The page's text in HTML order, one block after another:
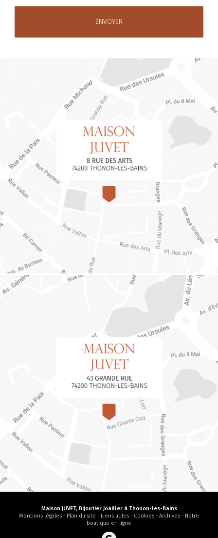
Maison JUVET, Bijoutier Joailler à Thonon-les-Bains
Mentions légales - Plan du site - Liens utiles - Cookies - Archives - Notre
boutique en ligne